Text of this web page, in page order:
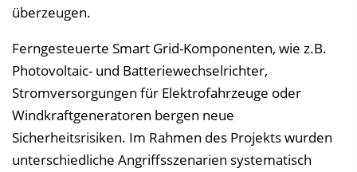
überzeugen.
Ferngesteuerte Smart Grid-Komponenten, wie z.B.
Photovoltaic- und Batteriewechselrichter,
Stromversorgungen für Elektrofahrzeuge oder
Windkraftgeneratoren bergen neue
Sicherheitsrisiken. Im Rahmen des Projekts wurden
unterschiedliche Angriffsszenarien systematisch